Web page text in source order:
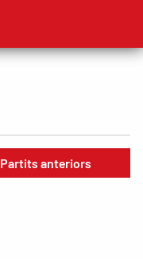
Partits anteriors